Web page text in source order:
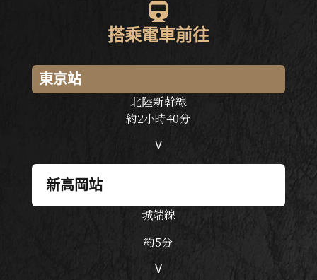
搭乘電車前往
東京站
北陸新幹線
約2小時40分
V
新高岡站
城端線
約5分
V